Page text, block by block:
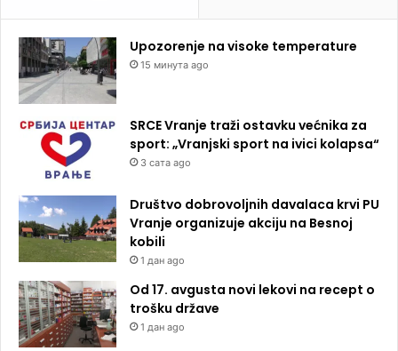
Upozorenje na visoke temperature
15 минута ago
SRCE Vranje traži ostavku većnika za
sport: „Vranjski sport na ivici kolapsa“
3 сата ago
Društvo dobrovoljnih davalaca krvi PU
Vranje organizuje akciju na Besnoj
kobili
1 дан ago
Od 17. avgusta novi lekovi na recept o
trošku države
1 дан ago